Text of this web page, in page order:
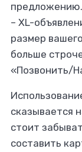
предложению.
– XL-
размер
больше
«‎Позвонить/
сказывается
стоит
составить